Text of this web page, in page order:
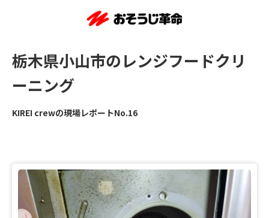
栃木県小山市のレンジフードクリ
ーニング
KIREI crewの現場レポートNo.16